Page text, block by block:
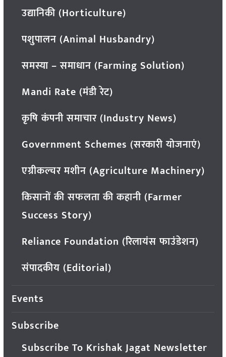
उद्यानिकी (Horticulture)
पशुपालन (Animal Husbandry)
समस्या – समाधान (Farming Solution)
Mandi Rate (मंडी रेट)
कृषि कंपनी समाचार (Industry News)
Government Schemes (सरकारी योजनाएं)
एग्रीकल्चर मशीन (Agriculture Machinery)
किसानों की सफलता की कहानी (Farmer
Success Story)
Reliance Foundation (रिलायंस फाउंडेशन)
संपादकीय (Editorial)
Events
Subscribe
Subscribe To Krishak Jagat Newsletter